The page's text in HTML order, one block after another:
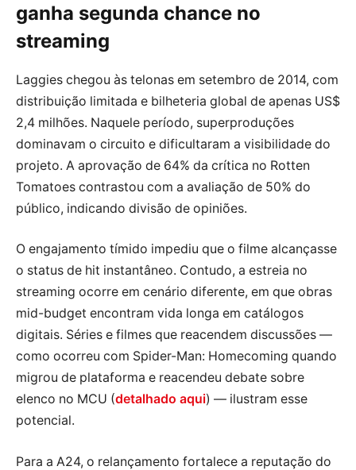
ganha segunda chance no
streaming
Laggies chegou às telonas em setembro de 2014, com
distribuição limitada e bilheteria global de apenas US$
2,4 milhões. Naquele período, superproduções
dominavam o circuito e dificultaram a visibilidade do
projeto. A aprovação de 64% da crítica no Rotten
Tomatoes contrastou com a avaliação de 50% do
público, indicando divisão de opiniões.
O engajamento tímido impediu que o filme alcançasse
o status de hit instantâneo. Contudo, a estreia no
streaming ocorre em cenário diferente, em que obras
mid-budget encontram vida longa em catálogos
digitais. Séries e filmes que reacendem discussões —
como ocorreu com Spider-Man: Homecoming quando
migrou de plataforma e reacendeu debate sobre
elenco no MCU (detalhado aqui) — ilustram esse
potencial.
Para a A24, o relançamento fortalece a reputação do